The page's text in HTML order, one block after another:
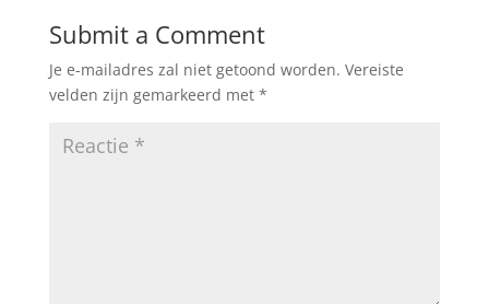
Submit a Comment
Je e-mailadres zal niet getoond worden. Vereiste
velden zijn gemarkeerd met *